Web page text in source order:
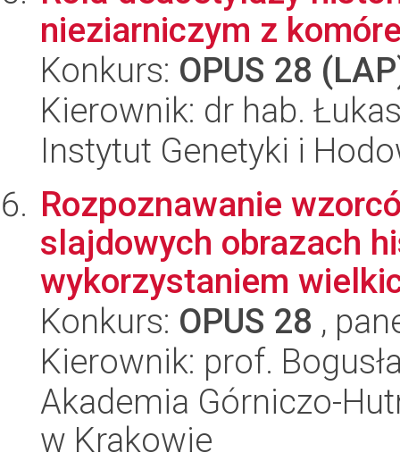
nieziarniczym z
Konkurs: OPUS 28
Kierownik: dr hab.
Instytut Genetyki i
Rozpoznawanie
slajdowych obrazach
wykorzystaniem
Konkurs: OPUS 28 ,
Kierownik: prof.
Akademia Górniczo-
w Krakowie